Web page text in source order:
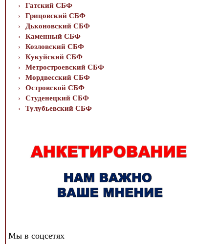
Гатский СБФ
Грицовский СБФ
Дьконовский СБФ
Каменный СБФ
Козловский СБФ
Кукуйский СБФ
Метростроевский СБФ
Мордвесский СБФ
Островской СБФ
Студенецкий СБФ
Тулубьевский СБФ
Мы в соцсетях